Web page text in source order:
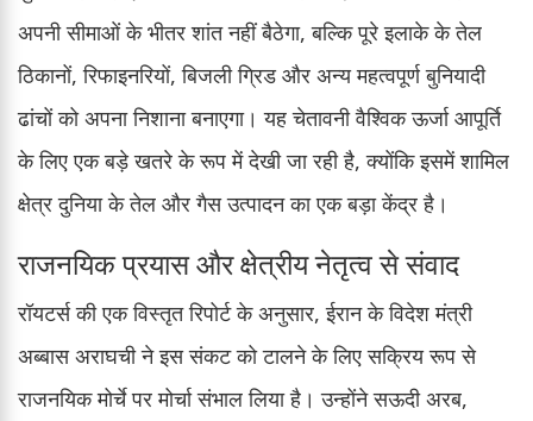
अपनी सीमाओं के भीतर शांत नहीं बैठेगा, बल्कि पूरे इलाके के तेल
ठिकानों, रिफाइनरियों, बिजली ग्रिड और अन्य महत्वपूर्ण बुनियादी
ढांचों को अपना निशाना बनाएगा। यह चेतावनी वैश्विक ऊर्जा आपूर्ति
के लिए एक बड़े खतरे के रूप में देखी जा रही है, क्योंकि इसमें शामिल
क्षेत्र दुनिया के तेल और गैस उत्पादन का एक बड़ा केंद्र है।
राजनयिक प्रयास और क्षेत्रीय नेतृत्व से संवाद
रॉयटर्स की एक विस्तृत रिपोर्ट के अनुसार, ईरान के विदेश मंत्री
अब्बास अराघची ने इस संकट को टालने के लिए सक्रिय रूप से
राजनयिक मोर्चे पर मोर्चा संभाल लिया है। उन्होंने सऊदी अरब,